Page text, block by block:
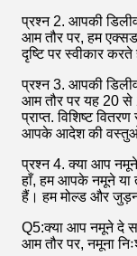
प्रश्न 2. आपकी
आम तौर पर, हम
दृष्टि पर स्वीकार करते
प्रश्न 3. आपकी
आम तौर पर यह 20 से
प्राप्त. विशिष्ट
आपके आदेश की वस्तुओं
प्रश्न 4. क्या आप
हाँ, हम आपके नमूने या
हैं। हम मोल्ड और
Q5:क्या आप नमूने दे
आम तौर पर, नमूना